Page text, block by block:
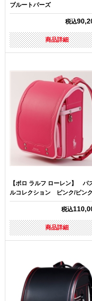
ブルートパーズ
税込
商品詳細
【ポロ ラルフ ローレン】 パ
ルコレクション ピンク/ピンク
税込
商品詳細